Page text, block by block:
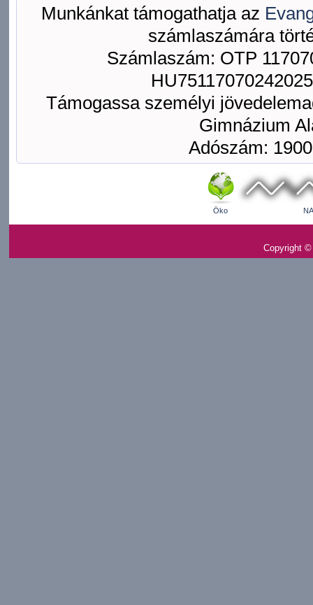
Munkánkat támogathatja az
számlaszámára
Számlaszám: OTP
Támogassa személyi
Gimnázium
Adószám:
Öko
Copyright